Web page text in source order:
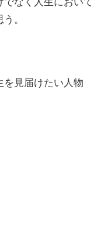
。
を見届けたい人物